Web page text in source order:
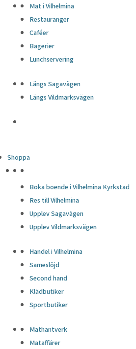
Mat i Vilhelmina
Restauranger
Caféer
Bagerier
Lunchservering
Längs Sagavägen
Längs Vildmarksvägen
Shoppa
Boka boende i Vilhelmina Kyrkstad
Res till Vilhelmina
Upplev Sagavägen
Upplev Vildmarksvägen
Handel i Vilhelmina
Sameslöjd
Second hand
Klädbutiker
Sportbutiker
Mathantverk
Mataffärer